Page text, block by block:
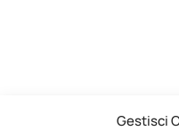
Gestisci